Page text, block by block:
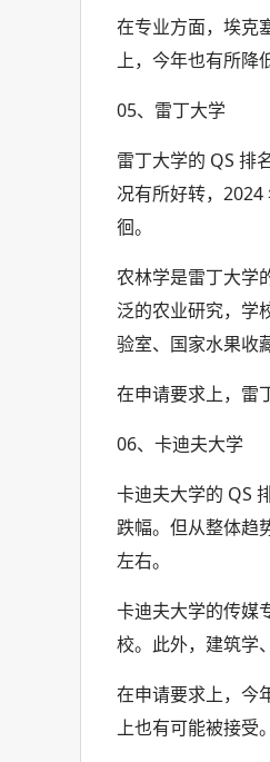
在专业方面，埃克
上，今年也有所降
05、雷丁大学
雷丁大学的 QS 排
况有所好转，
徊。
农林学是雷丁大学
泛的农业研究，学
验室、国家水果收
在申请要求上，雷
06、卡迪夫大学
卡迪夫大学的 QS
跌幅。但从整体趋
左右。
卡迪夫大学的传媒
校。此外，建筑学
在申请要求上，今
上也有可能被接受。